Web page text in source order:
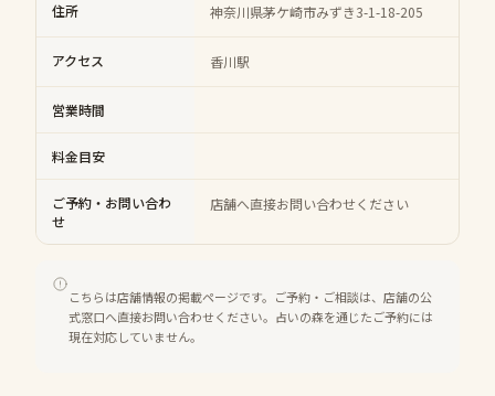
住所 神奈川県茅ケ崎市みずき3-1-18-205
アクセス 香川駅
営業時間
料金目安
ご予約・お問い合わ
せ
店舗へ直接お問い合わせください
こちらは店舗情報の掲載ページです。ご予約・ご相談は、店舗の公
式窓口へ直接お問い合わせください。占いの森を通じたご予約には
現在対応していません。